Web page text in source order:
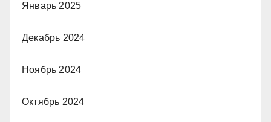
Январь 2025
Декабрь 2024
Ноябрь 2024
Октябрь 2024